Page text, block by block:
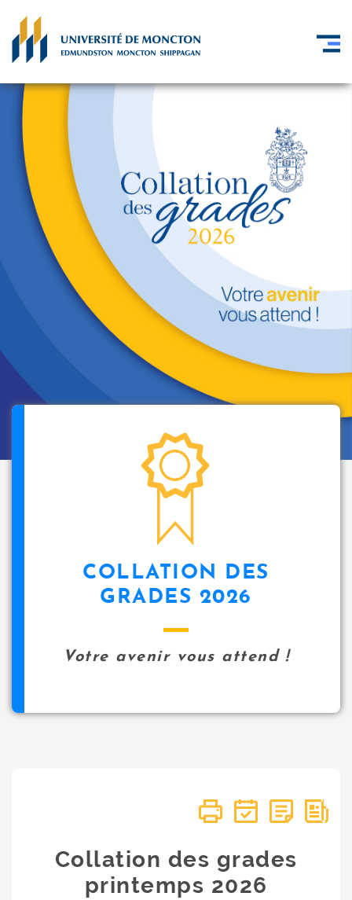
COLLATION DES
GRADES 2026
Votre avenir vous attend !
Collation des grades
printemps 2026